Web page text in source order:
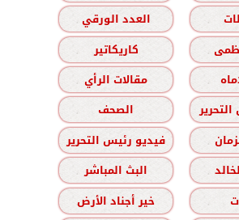
العدد الورقي
كاريكاتير
مقالات الرأي
الصحف
فيديو رئيس التحرير
البث المباشر
خير أجناد الأرض